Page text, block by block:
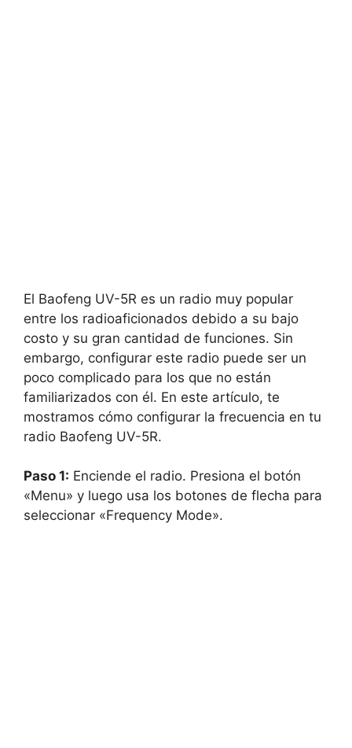
El Baofeng UV-5R es un radio muy popular
entre los radioaficionados debido a su bajo
costo y su gran cantidad de funciones. Sin
embargo, configurar este radio puede ser un
poco complicado para los que no están
familiarizados con él. En este artículo, te
mostramos cómo configurar la frecuencia en tu
radio Baofeng UV-5R.
Paso 1: Enciende el radio. Presiona el botón
«Menu» y luego usa los botones de flecha para
seleccionar «Frequency Mode».